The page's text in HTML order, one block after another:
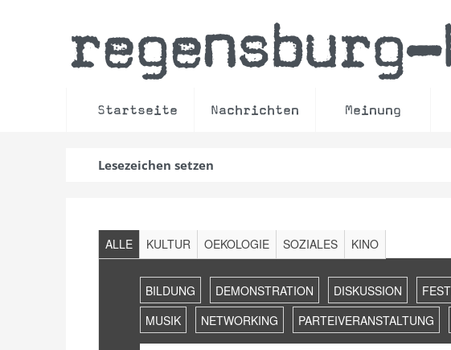
regensburg–
Startseite Nachrichten Meinung
Lesezeichen setzen
Veranstaltungen
Suche
Ansichten,
Navigation
Filter
ALLE KULTUR OEKOLOGIE SOZIALES KINO
BILDUNG DEMONSTRATION DISKUSSION
MUSIK
NETWORKING PARTEIVERANSTALTUNG